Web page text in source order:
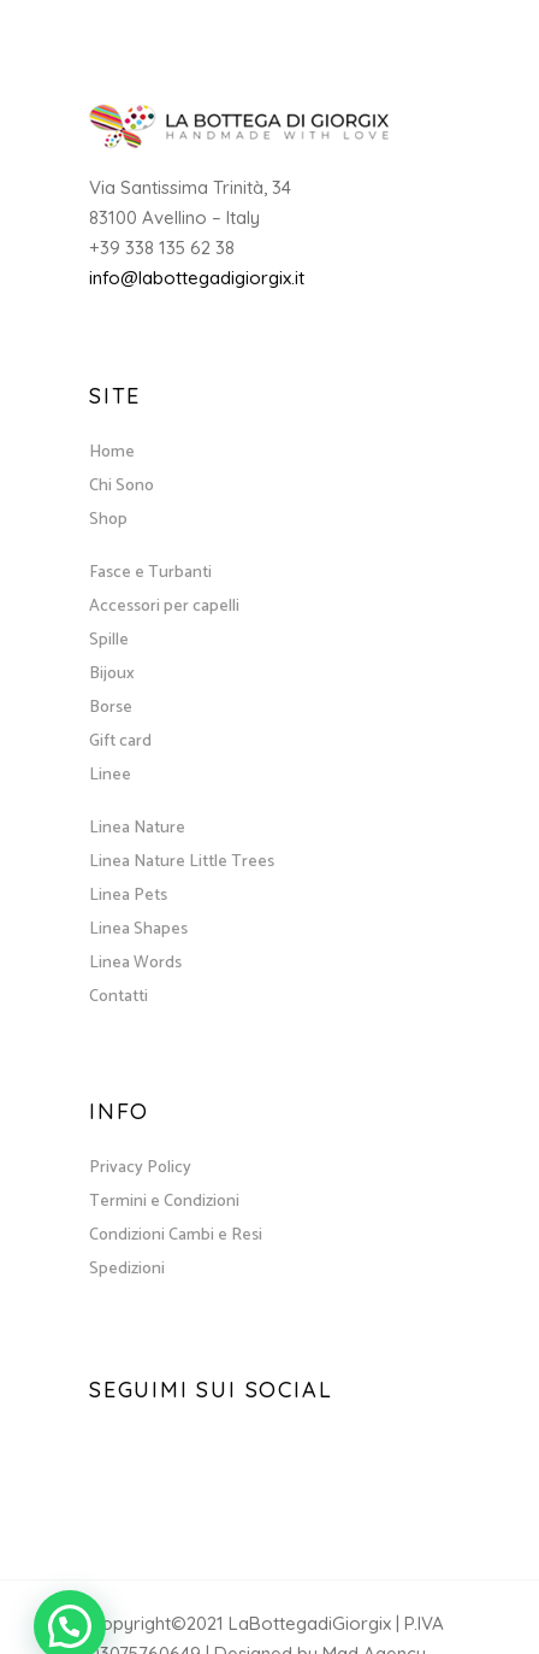
Via Santissima Trinità, 34
83100 Avellino – Italy
+39 338 135 62 38
info@labottegadigiorgix.it
SITE
Home
Chi Sono
Shop
Fasce e Turbanti
Accessori per capelli
Spille
Bijoux
Borse
Gift card
Linee
Linea Nature
Linea Nature Little Trees
Linea Pets
Linea Shapes
Linea Words
Contatti
INFO
Privacy Policy
Termini e Condizioni
Condizioni Cambi e Resi
Spedizioni
SEGUIMI SUI SOCIAL
Copyright©2021 LaBottegadiGiorgix | P.IVA